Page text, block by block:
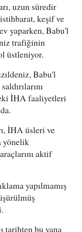
uzun süredir
keşif ve
yaparken, Babu'l
trafiğinin
üstleniyor.
Babu'l
İHA faaliyetleri
İHA üsleri ve
yönelik
aktif
yapılmamış
tarihten bu yana